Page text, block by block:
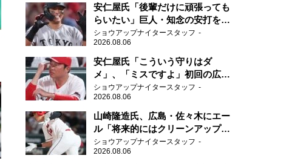
安仁屋氏「後輩だけに頑張っても
らいたい」巨人・知念の安打を喜
ぶ
ショウアップナイタースタッフ
2026.08.06
安仁屋氏「こういう守りはダ
メ」、「ミスですよ」初回の広島
の守備に苦言
ショウアップナイタースタッフ
2026.08.06
山崎隆造氏、広島・佐々木にエー
ル「将来的にはクリーンアップを
任せられるくらいまでは成長し
て」
ショウアップナイタースタッフ
2026.08.06